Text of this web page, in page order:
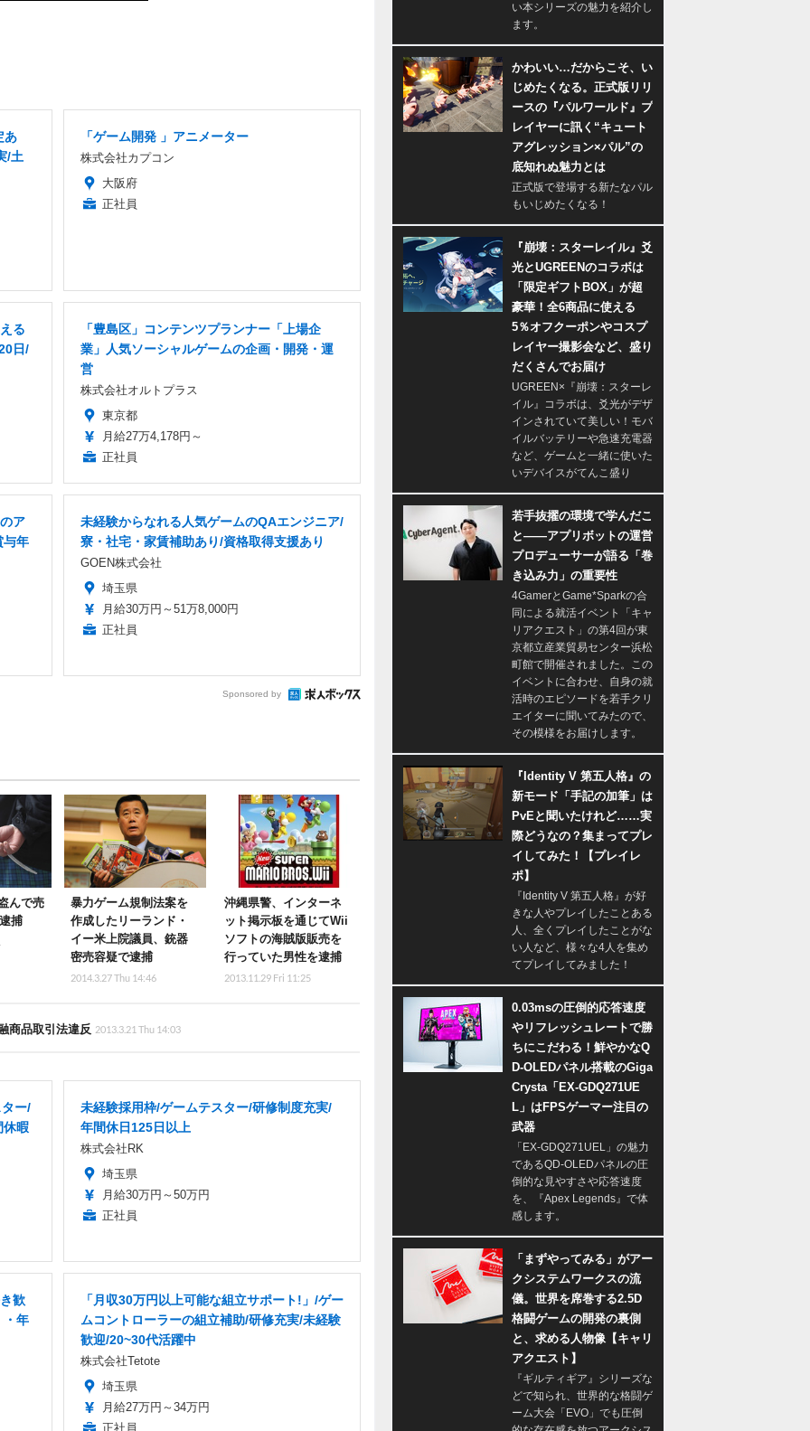
あ
/土
「ゲーム開発 」アニメーター
株式会社カプコン
大阪府
正社員
る
日/
「豊島区」コンテンツプランナー「上場企
業」人気ソーシャルゲームの企画・開発・運
営
株式会社オルトプラス
東京都
月給27万4,178円～
正社員
ア
与年
未経験からなれる人気ゲームのQAエンジニア/
寮・社宅・家賃補助あり/資格取得支援あり
GOEN株式会社
埼玉県
月給30万円～51万8,000円
正社員
Sponsored by
んで売
捕
暴力ゲーム規制法案を
作成したリーランド・
イー米上院議員、銃器
密売容疑で逮捕
2014.3.27 Thu 14:46
沖縄県警、インターネ
ット掲示板を通じてWii
ソフトの海賊版販売を
行っていた男性を逮捕
2013.11.29 Fri 11:25
商品取引法違反 2013.3.21 Thu 14:03
ー/
休暇
未経験採用枠/ゲームテスター/研修制度充実/
年間休日125日以上
株式会社RK
埼玉県
月給30万円～50万円
正社員
歓
・年
「月収30万円以上可能な組立サポート!」/ゲー
ムコントローラーの組立補助/研修充実/未経験
歓迎/20~30代活躍中
株式会社Tetote
埼玉県
月給27万円～34万円
正社員
い本シリーズの魅力を紹介し
ます。
かわいい…だからこそ、い
じめたくなる。正式版リリ
ースの『パルワールド』プ
レイヤーに訊く“キュート
アグレッション×パル”の
底知れぬ魅力とは
正式版で登場する新たなパル
もいじめたくなる！
『崩壊：スターレイル』爻
光とUGREENのコラボは
「限定ギフトBOX」が超
豪華！全6商品に使える
5％オフクーポンやコスプ
レイヤー撮影会など、盛り
だくさんでお届け
UGREEN×『崩壊：スターレ
イル』コラボは、爻光がデザ
インされていて美しい！モバ
イルバッテリーや急速充電器
など、ゲームと一緒に使いた
いデバイスがてんこ盛り
若手抜擢の環境で学んだこ
と――アプリボットの運営
プロデューサーが語る「巻
き込み力」の重要性
4GamerとGame*Sparkの合
同による就活イベント「キャ
リアクエスト」の第4回が東
京都立産業貿易センター浜松
町館で開催されました。この
イベントに合わせ、自身の就
活時のエピソードを若手クリ
エイターに聞いてみたので、
その模様をお届けします。
『Identity V 第五人格』の
新モード「手記の加筆」は
PvEと聞いたけれど……実
際どうなの？集まってプレ
イしてみた！【プレイレ
ポ】
『Identity V 第五人格』が好
きな人やプレイしたことある
人、全くプレイしたことがな
い人など、様々な4人を集め
てプレイしてみました！
0.03msの圧倒的応答速度
やリフレッシュレートで勝
ちにこだわる！鮮やかなQ
D-OLEDパネル搭載のGiga
Crysta「EX-GDQ271UE
L」はFPSゲーマー注目の
武器
「EX-GDQ271UEL」の魅力
であるQD-OLEDパネルの圧
倒的な見やすさや応答速度
を、『Apex Legends』で体
感します。
「まずやってみる」がアー
クシステムワークスの流
儀。世界を席巻する2.5D
格闘ゲームの開発の裏側
と、求める人物像【キャリ
アクエスト】
『ギルティギア』シリーズな
どで知られ、世界的な格闘ゲ
ーム大会「EVO」でも圧倒